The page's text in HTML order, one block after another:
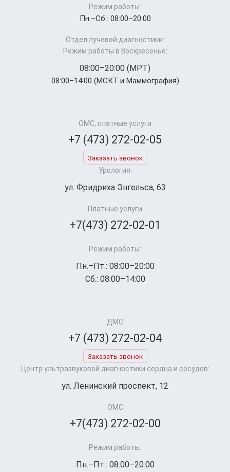
Режим работы:
Пн.–Cб.: 08:00–20:00
Отдел лучевой диагностики:
Режим работы в Воскресенье:
08:00–20:00 (МРТ)
08:00–14:00 (МСКТ и Маммография)
ОМС, платные услуги
+7 (473) 272-02-05
Заказать звонок
Урология:
ул. Фридриха Энгельса, 63
Платные услуги
+7(473) 272-02-01
Режим работы:
Пн.–Пт.: 08:00–20:00
Сб.: 08:00–14:00
ДМС
+7 (473) 272-02-04
Заказать звонок
Центр ультразвуковой диагностики сердца и сосудов:
ул. Ленинский проспект, 12
ОМС
+7(473) 272-02-00
Режим работы:
Пн.–Пт.: 08:00–20:00